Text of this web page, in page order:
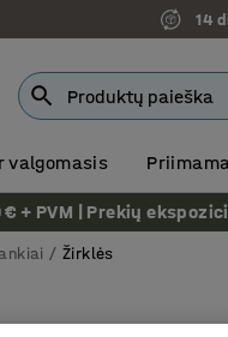
14
valgomasis
+ PVM | Prekių
Žirklės